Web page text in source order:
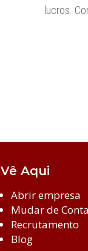
lucros.
Vê Aqui
Abrir empresa
Mudar de
Recrutamento
Blog